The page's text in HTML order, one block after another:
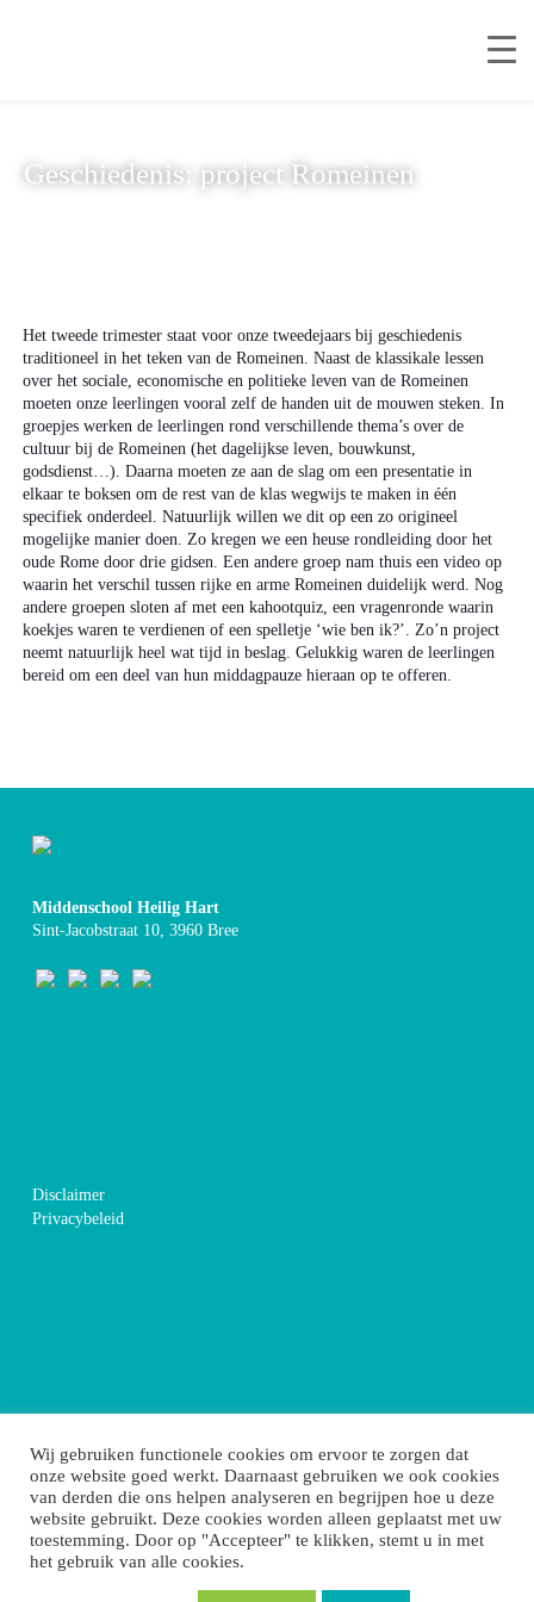
Geschiedenis: project Romeinen
Het tweede trimester staat voor onze tweedejaars bij geschiedenis
traditioneel in het teken van de Romeinen. Naast de klassikale lessen
over het sociale, economische en politieke leven van de Romeinen
moeten onze leerlingen vooral zelf de handen uit de mouwen steken. In
groepjes werken de leerlingen rond verschillende thema’s over de
cultuur bij de Romeinen (het dagelijkse leven, bouwkunst,
godsdienst…). Daarna moeten ze aan de slag om een presentatie in
elkaar te boksen om de rest van de klas wegwijs te maken in één
specifiek onderdeel. Natuurlijk willen we dit op een zo origineel
mogelijke manier doen. Zo kregen we een heuse rondleiding door het
oude Rome door drie gidsen. Een andere groep nam thuis een video op
waarin het verschil tussen rijke en arme Romeinen duidelijk werd. Nog
andere groepen sloten af met een kahootquiz, een vragenronde waarin
koekjes waren te verdienen of een spelletje ‘wie ben ik?’. Zo’n project
neemt natuurlijk heel wat tijd in beslag. Gelukkig waren de leerlingen
bereid om een deel van hun middagpauze hieraan op te offeren.
Middenschool Heilig Hart
Sint-Jacobstraat 10, 3960 Bree
Disclaimer
Privacybeleid
Wij gebruiken functionele cookies om ervoor te zorgen dat
onze website goed werkt. Daarnaast gebruiken we ook cookies
van derden die ons helpen analyseren en begrijpen hoe u deze
website gebruikt. Deze cookies worden alleen geplaatst met uw
toestemming. Door op "Accepteer" te klikken, stemt u in met
het gebruik van alle cookies.